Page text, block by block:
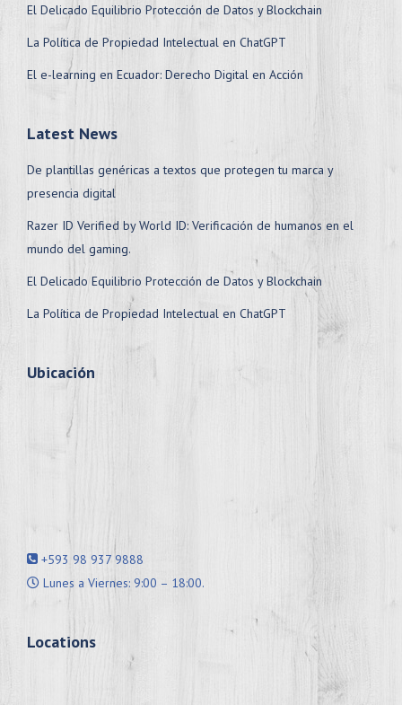
El Delicado Equilibrio Protección de Datos y Blockchain
La Política de Propiedad Intelectual en ChatGPT
El e-learning en Ecuador: Derecho Digital en Acción
Latest News
De plantillas genéricas a textos que protegen tu marca y
presencia digital
Razer ID Verified by World ID: Verificación de humanos en el
mundo del gaming.
El Delicado Equilibrio Protección de Datos y Blockchain
La Política de Propiedad Intelectual en ChatGPT
Ubicación
+593 98 937 9888
Lunes a Viernes: 9:00 – 18:00.
Locations